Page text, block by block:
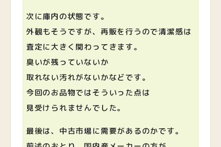
次に庫内の状態です。
外観もそうですが、再販を行うので清潔感は
査定に大きく関わってきます。
臭いが残っていないか
取れない汚れがないかなどです。
今回のお品物ではそういった点は
見受けられませんでした。
最後は、中古市場に需要があるのかです。